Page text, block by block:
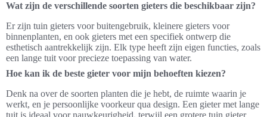
Wat zijn de verschillende soorten gieters die beschikbaar zijn?
Er zijn tuin gieters voor buitengebruik, kleinere gieters voor
binnenplanten, en ook gieters met een specifiek ontwerp die
esthetisch aantrekkelijk zijn. Elk type heeft zijn eigen functies, zoals
een lange tuit voor precieze toepassing van water.
Hoe kan ik de beste gieter voor mijn behoeften kiezen?
Denk na over de soorten planten die je hebt, de ruimte waarin je
werkt, en je persoonlijke voorkeur qua design. Een gieter met lange
tuit is ideaal voor nauwkeurigheid, terwijl een grotere tuin gieter